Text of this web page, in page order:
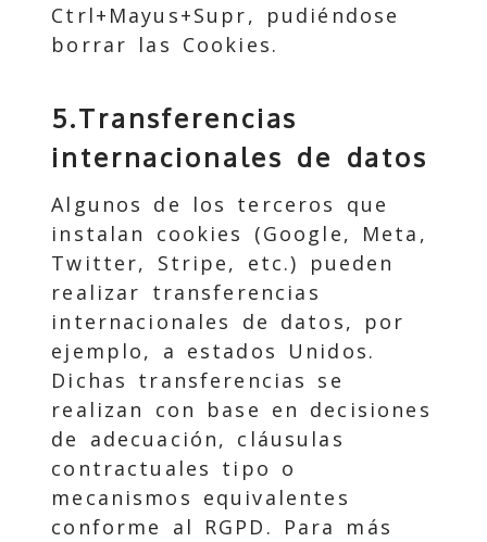
Ctrl+Mayus+Supr, pudiéndose
borrar las Cookies.
5.Transferencias
internacionales de datos
Algunos de los terceros que
instalan cookies (Google, Meta,
Twitter, Stripe, etc.) pueden
realizar transferencias
internacionales de datos, por
ejemplo, a estados Unidos.
Dichas transferencias se
realizan con base en decisiones
de adecuación, cláusulas
contractuales tipo o
mecanismos equivalentes
conforme al RGPD. Para más